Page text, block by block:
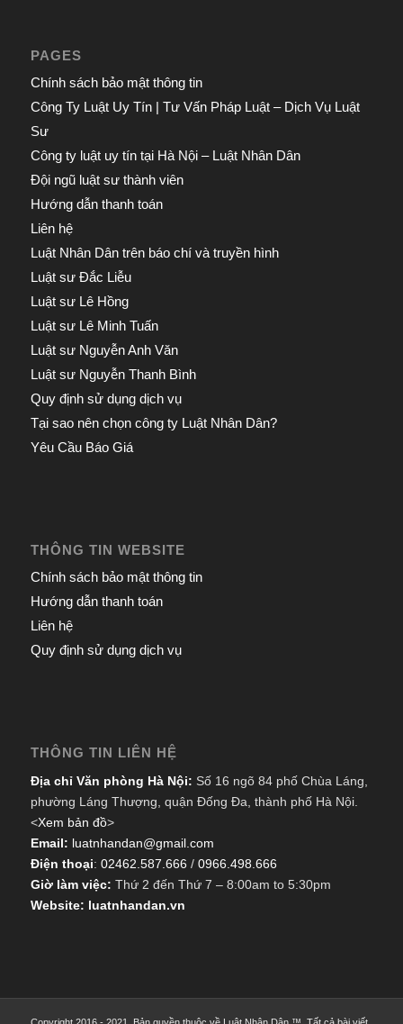
PAGES
Chính sách bảo mật thông tin
Công Ty Luật Uy Tín | Tư Vấn Pháp Luật – Dịch Vụ Luật
Sư
Công ty luật uy tín tại Hà Nội – Luật Nhân Dân
Đội ngũ luật sư thành viên
Hướng dẫn thanh toán
Liên hệ
Luật Nhân Dân trên báo chí và truyền hình
Luật sư Đắc Liễu
Luật sư Lê Hồng
Luật sư Lê Minh Tuấn
Luật sư Nguyễn Anh Văn
Luật sư Nguyễn Thanh Bình
Quy định sử dụng dịch vụ
Tại sao nên chọn công ty Luật Nhân Dân?
Yêu Cầu Báo Giá
THÔNG TIN WEBSITE
Chính sách bảo mật thông tin
Hướng dẫn thanh toán
Liên hệ
Quy định sử dụng dịch vụ
THÔNG TIN LIÊN HỆ
Địa chỉ Văn phòng Hà Nội: Số 16 ngõ 84 phố Chùa Láng,
phường Láng Thượng, quận Đống Đa, thành phố Hà Nội.
<Xem bản đồ>
Email: luatnhandan@gmail.com
Điện thoại: 02462.587.666 / 0966.498.666
Giờ làm việc: Thứ 2 đến Thứ 7 – 8:00am to 5:30pm
Website: luatnhandan.vn